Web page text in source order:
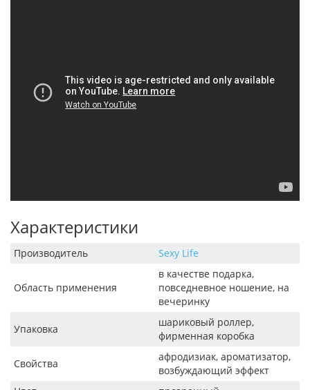
Характеристики
Производитель Sexy Life
Область применения
в качестве подарка,
повседневное ношение, на
вечеринку
Упаковка
шариковый роллер,
фирменная коробка
Свойства
афродизиак, ароматизатор,
возбуждающий эффект